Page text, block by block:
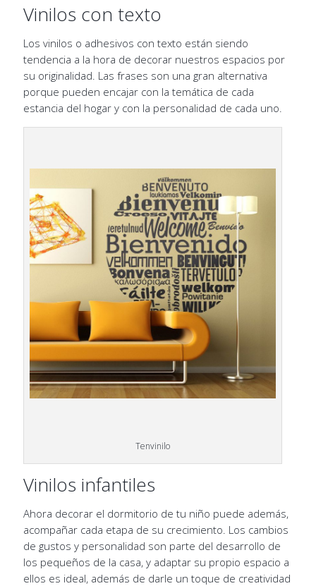
Vinilos con texto
Los vinilos o adhesivos con texto están siendo
tendencia a la hora de decorar nuestros espacios por
su originalidad. Las frases son una gran alternativa
porque pueden encajar con la temática de cada
estancia del hogar y con la personalidad de cada uno.
Tenvinilo
Vinilos infantiles
Ahora decorar el dormitorio de tu niño puede además,
acompañar cada etapa de su crecimiento. Los cambios
de gustos y personalidad son parte del desarrollo de
los pequeños de la casa, y adaptar su propio espacio a
ellos es ideal, además de darle un toque de creatividad